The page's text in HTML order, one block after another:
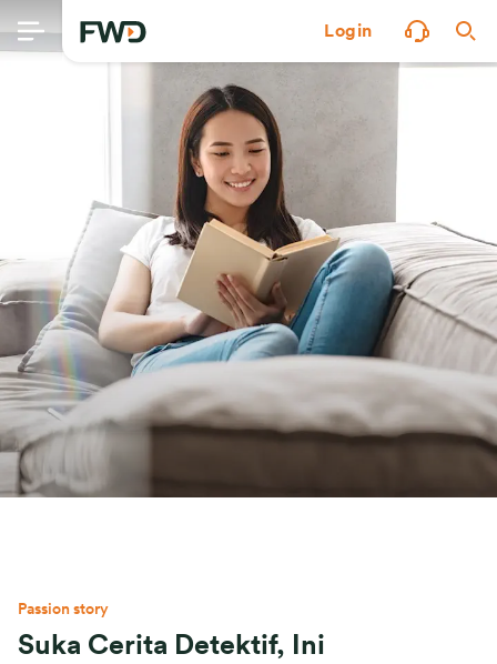
Login
Passion story
Suka Cerita Detektif, Ini